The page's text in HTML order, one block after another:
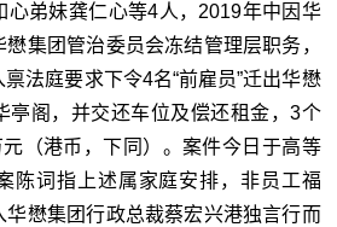
心弟妹龚仁心等4人，2019年中因华
集团管治委员会冻结管理层职务，
法庭要求下令4名“前雇员”迁出华懋
亭阁，并交还车位及偿还租金，3个
（港币，下同）。案件今日于高等
陈词指上述属家庭安排，非员工福
懋集团行政总裁蔡宏兴港独言行而